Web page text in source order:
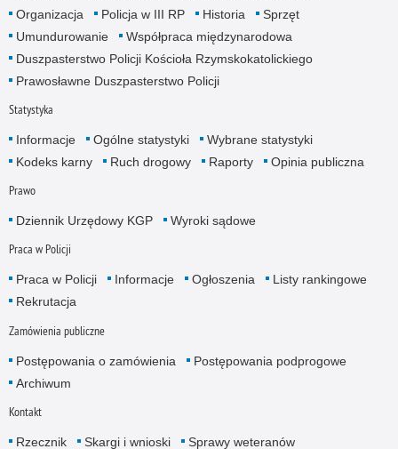
Organizacja
Policja w III RP Historia
Sprzęt
Umundurowanie
Współpraca międzynarodowa
Duszpasterstwo Policji Kościoła Rzymskokatolickiego
Prawosławne Duszpasterstwo Policji
Statystyka
Informacje Ogólne statystyki
Wybrane statystyki
Kodeks karny
Ruch drogowy Raporty Opinia publiczna
Prawo
Dziennik Urzędowy KGP Wyroki sądowe
Praca w Policji
Praca w Policji Informacje Ogłoszenia
Listy rankingowe
Rekrutacja
Zamówienia publiczne
Postępowania o zamówienia
Postępowania podprogowe
Archiwum
Kontakt
Rzecznik Skargi i wnioski Sprawy weteranów